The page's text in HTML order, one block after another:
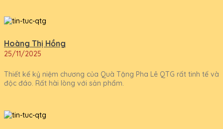
Hoàng Thị Hồng
25/11/2025
Thiết kế kỷ niệm chương của Quà Tặng Pha Lê QTG rất tinh tế và
độc đáo. Rất hài lòng với sản phẩm.